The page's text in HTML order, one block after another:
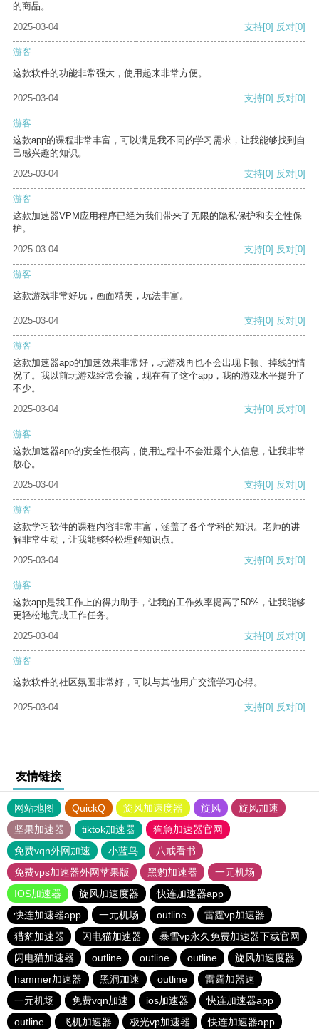
的商品。
2025-03-04
支持[0] 反对[0]
游客
这款软件的功能非常强大，使用起来非常方便。
2025-03-04 支持[0] 反对[0]
游客
这款app的课程非常丰富，可以满足我不同的学习需求，让我能够找到自
己感兴趣的知识。
2025-03-04
支持[0] 反对[0]
游客
这款加速器VPM应用程序已经为我们带来了无限的隐私保护和安全性保
护。
2025-03-04
支持[0] 反对[0]
游客
这款游戏非常好玩，画面精美，玩法丰富。
2025-03-04 支持[0] 反对[0]
游客
这款加速器app的加速效果非常好，玩游戏再也不会出现卡顿、掉线的情
况了。我以前玩游戏经常会输，现在有了这个app，我的游戏水平提升了
不少。
2025-03-04
支持[0] 反对[0]
游客
这款加速器app的安全性很高，使用过程中不会泄露个人信息，让我非常
放心。
2025-03-04
支持[0] 反对[0]
游客
这款学习软件的课程内容非常丰富，涵盖了各个学科的知识。老师的讲
解非常生动，让我能够轻松理解知识点。
2025-03-04
支持[0] 反对[0]
游客
这款app是我工作上的得力助手，让我的工作效率提高了50%，让我能够
更轻松地完成工作任务。
2025-03-04
支持[0] 反对[0]
游客
这款软件的社区氛围非常好，可以与其他用户交流学习心得。
2025-03-04 支持[0] 反对[0]
友情链接
网站地图 QuickQ 旋风加速度器 旋风
旋风加速
坚果加速器
tiktok加速器
狗急加速器官网
免费vqn外网加速
小蓝鸟
八戒看书
免费vps加速器外网苹果版
黑豹加速器
一元机场
IOS加速器
旋风加速度器
快连加速器app
快连加速器app
一元机场 outline
雷霆vp加速器
猎豹加速器
闪电猫加速器
暴雪vp永久免费加速器下载官网
闪电猫加速器
outline outline outline
旋风加速度器
hammer加速器
黑洞加速 outline
雷霆加器速
一元机场
免费vqn加速 ios加速器
快连加速器app
outline
飞机加速器 极光vp加速器 快连加速器app